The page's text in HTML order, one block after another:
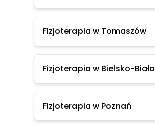
Fizjoterapia w Tomaszów
Fizjoterapia w Bielsko-Biała
Fizjoterapia w Poznań